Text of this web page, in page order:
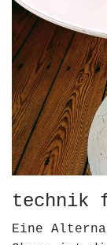
technik
Eine